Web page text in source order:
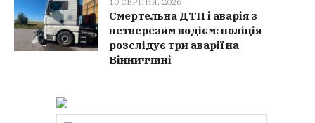
Смертельна ДТП і аварія з
нетверезим водієм: поліція
розслідує три аварії на
Вінниччині